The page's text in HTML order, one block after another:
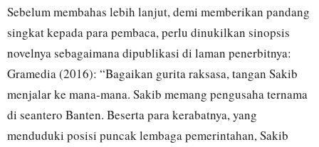
Sebelum membahas lebih lanjut, demi memberikan pandang
singkat kepada para pembaca, perlu dinukilkan sinopsis
novelnya sebagaimana dipublikasi di laman penerbitnya:
Gramedia (2016): “Bagaikan gurita raksasa, tangan Sakib
menjalar ke mana-mana. Sakib memang pengusaha ternama
di seantero Banten. Beserta para kerabatnya, yang
menduduki posisi puncak lembaga pemerintahan, Sakib